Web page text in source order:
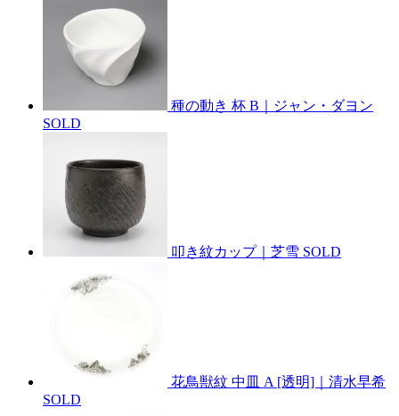
種の動き 杯 B｜ジャン・ダヨン
SOLD
叩き紋カップ｜芝雪 SOLD
花鳥獣紋 中皿 A [透明]｜清水早希
SOLD